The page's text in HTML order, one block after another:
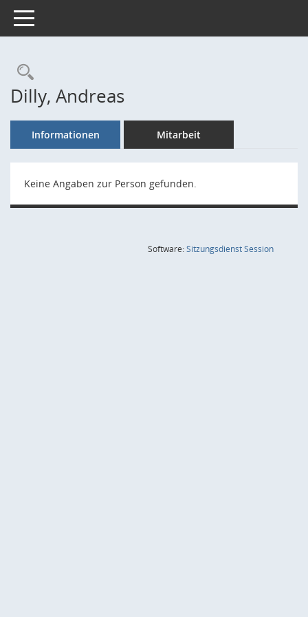
Toggle navigation
Rechercheauswahl
Dilly, Andreas
Informationen Mitarbeit
Keine Angaben zur Person gefunden.
Software:SitzungsdienstSession(Wird in